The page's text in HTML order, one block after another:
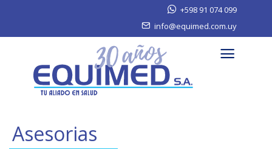
+598 91 074 099
info@equimed.com.uy
Asesorias